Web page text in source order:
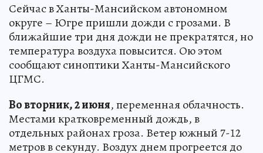
Сейчас в Ханты-Мансийском автономном
округе – Югре пришли дожди с грозами. В
ближайшие три дня дожди не прекратятся, но
температура воздуха повысится. Ою этом
сообщают синоптики Ханты-Мансийского
ЦГМС.
Во вторник, 2 июня, переменная облачность.
Местами кратковременный дождь, в
отдельных районах гроза. Ветер южный 7-12
метров в секунду. Воздух днем прогреется до